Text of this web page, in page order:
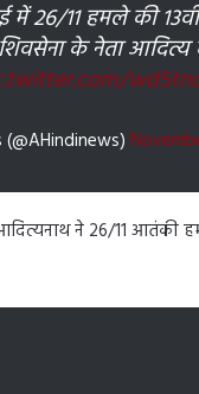
में 26/11 हमले की
के नेता
ने 26/11 आतंकी